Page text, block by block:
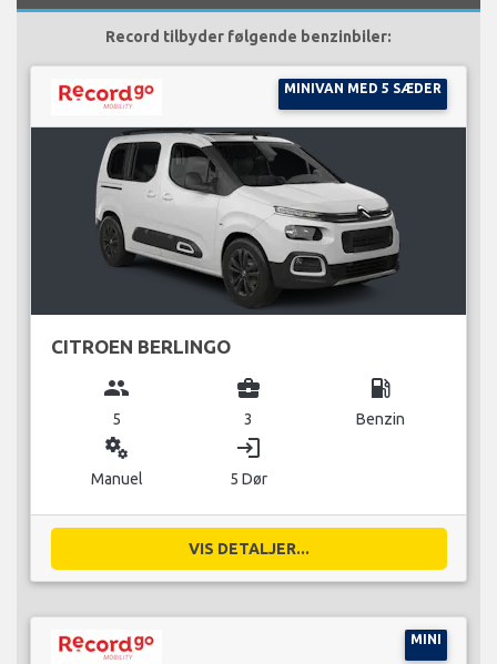
Record tilbyder følgende benzinbiler:
MINIVAN MED 5 SÆDER
CITROEN BERLINGO
group
5
business_center
3
local_gas_station
Benzin
miscellaneous_services
Manuel
login
5 Dør
VIS DETALJER...
MINI